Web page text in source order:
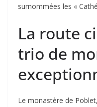
surnommées les «
La route
trio de
Le monastère de